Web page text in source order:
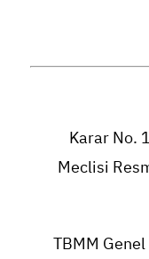
([1]) Karar
Meclisi
([2]) TBMM